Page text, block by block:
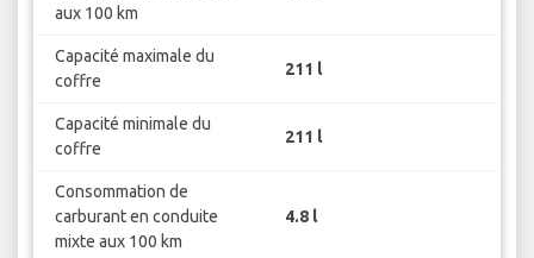
aux 100 km
Capacité maximale du
coffre
211 l
Capacité minimale du
coffre
211 l
Consommation de
carburant en conduite
mixte aux 100 km
4.8 l